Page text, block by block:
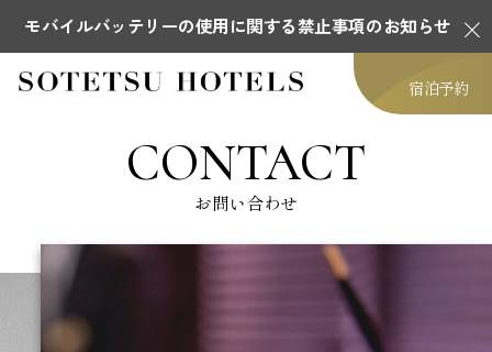
モバイルバッテリーの使用に関する禁止事項のお知らせ
宿泊予約
CONTACT
お問い合わせ